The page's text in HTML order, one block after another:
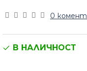
0
В НАЛИЧНОСТ